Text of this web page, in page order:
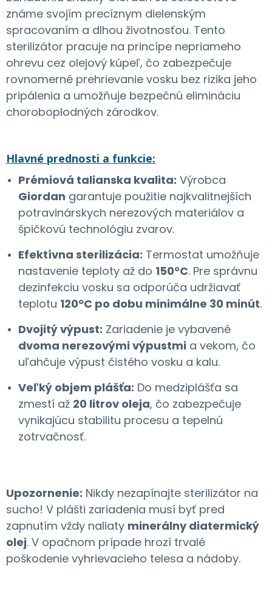
známe svojím precíznym dielenským
spracovaním a dlhou životnosťou. Tento
sterilizátor pracuje na princípe nepriameho
ohrevu cez olejový kúpeľ, čo zabezpečuje
rovnomerné prehrievanie vosku bez rizika jeho
pripálenia a umožňuje bezpečnú elimináciu
choroboplodných zárodkov.
Hlavné prednosti a funkcie:
Prémiová talianska kvalita: Výrobca
Giordan garantuje použitie najkvalitnejších
potravinárskych nerezových materiálov a
špičkovú technológiu zvarov.
Efektívna sterilizácia: Termostat umožňuje
nastavenie teploty až do 150°C. Pre správnu
dezinfekciu vosku sa odporúča udržiavať
teplotu 120°C po dobu minimálne 30 minút.
Dvojitý výpust: Zariadenie je vybavené
dvoma nerezovými výpustmi a vekom, čo
uľahčuje výpust čistého vosku a kalu.
Veľký objem plášťa: Do medziplášťa sa
zmestí až 20 litrov oleja, čo zabezpečuje
vynikajúcu stabilitu procesu a tepelnú
zotrvačnosť.
Upozornenie: Nikdy nezapínajte sterilizátor na
sucho! V plášti zariadenia musí byť pred
zapnutím vždy naliaty minerálny diatermický
olej. V opačnom prípade hrozí trvalé
poškodenie vyhrievacieho telesa a nádoby.